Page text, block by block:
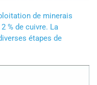
de minerais
% de cuivre. La
étapes de